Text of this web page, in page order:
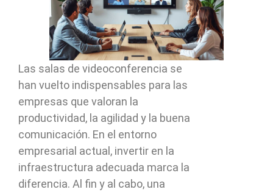
Las salas de videoconferencia se
han vuelto indispensables para las
empresas que valoran la
productividad, la agilidad y la buena
comunicación. En el entorno
empresarial actual, invertir en la
infraestructura adecuada marca la
diferencia. Al fin y al cabo, una